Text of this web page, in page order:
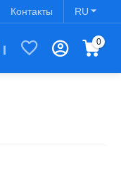
RU
Контакты
0